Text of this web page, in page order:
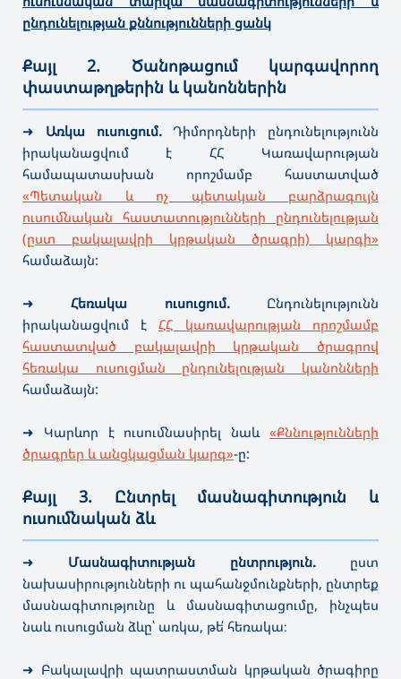
ընդունելության քննությունների ցանկ
Քայլ 2. Ծանոթացում կարգավորող
փաստաթղթերին և կանոններին
➜ Առկա ուսուցում.Դիմորդների ընդունելությունն
իրականացվում է ՀՀ Կառավարության
համապատասխան որոշմամբ հաստատված
«Պետական և ոչ պետական բարձրագույն
ուսումնական հաստատությունների ընդունելության
(ըստ բակալավրի կրթական ծրագրի) կարգի»
համաձայն:
➜Հեռակա ուսուցում.Ընդունելությունն
իրականացվում է ՀՀ կառավարության որոշմամբ
հաստատված բակալավրի կրթական ծրագրով
հեռակա ուսուցման ընդունելության կանոնների
համաձայն:
➜ Կարևոր է ուսումնասիրել նաև «Քննությունների
ծրագրեր և անցկացման կարգ»-ը:
Քայլ 3. Ընտրել մասնագիտություն և
ուսումնական ձև
➜ Մասնագիտության ընտրություն.
ըստ
նախասիրությունների ու պահանջմունքների, ընտրեք
մասնագիտությունը և մասնագիտացումը, ինչպես
նաև ուսուցման ձևը՝ առկա, թե՛ հեռակա։
➜ Բակալավրի պատրաստման կրթական ծրագիրը